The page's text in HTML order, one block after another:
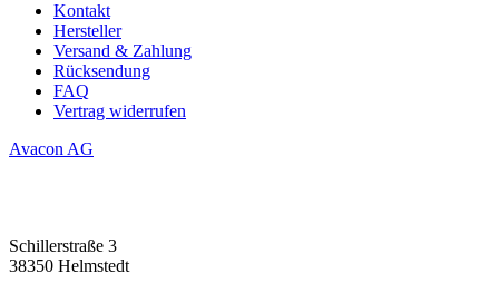
Kontakt
Hersteller
Versand & Zahlung
Rücksendung
FAQ
Vertrag widerrufen
Avacon AG
Schillerstraße 3
38350 Helmstedt